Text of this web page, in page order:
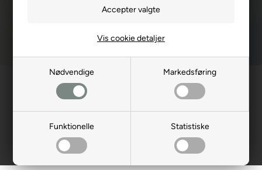
Nødvendige Markedsføring
Funktionelle Statistiske
Vis cookie detaljer
Reservedele»
Kåbe v. display, sort, LM-Speed 25
138022
499,00DKK